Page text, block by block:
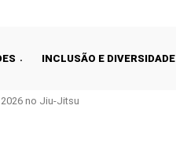
INCLUSÃO E DIVERSIDADE
no Jiu-Jitsu